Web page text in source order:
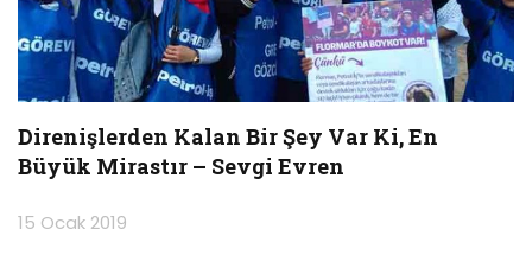
Direnişlerden Kalan Bir Şey Var Ki, En
Büyük Mirastır – Sevgi Evren
15 Ocak 2019